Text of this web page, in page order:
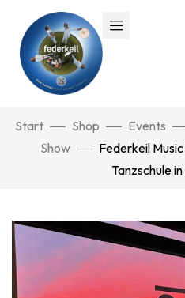
Start Shop Events
Show
Federkeil
Tanzschule